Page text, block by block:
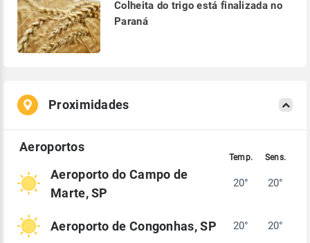
Colheita do trigo está finalizada no
Paraná
Proximidades
Aeroporto do Campo de
Marte, SP
20° 20°
Aeroporto de Congonhas, SP 20° 20°